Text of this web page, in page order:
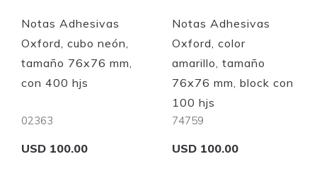
Notas Adhesivas
Oxford, cubo neón,
tamaño 76x76 mm,
con 400 hjs
02363
USD 100.00
Notas Adhesivas
Oxford, color
amarillo, tamaño
76x76 mm, block con
100 hjs
74759
USD 100.00